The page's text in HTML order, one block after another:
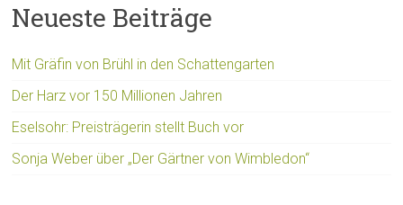
Neueste Beiträge
Mit Gräfin von Brühl in den Schattengarten
Der Harz vor 150 Millionen Jahren
Eselsohr: Preisträgerin stellt Buch vor
Sonja Weber über „Der Gärtner von Wimbledon“